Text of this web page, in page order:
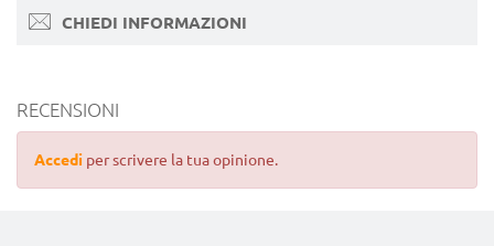
CHIEDI INFORMAZIONI
RECENSIONI
Accedi per scrivere la tua opinione.